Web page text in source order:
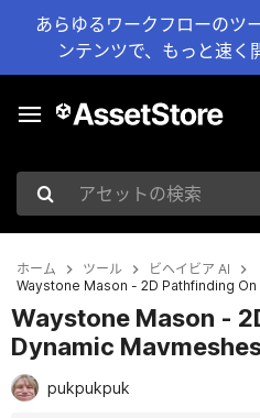
あらゆるワークフローのツ
ンテンツで、もっと速く
アセットの検索
ホーム ツール
ビヘイビア AI
Waystone Mason - 2D Pathfinding
Waystone Mason -
Dynamic
pukpukpuk